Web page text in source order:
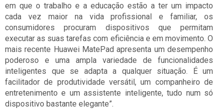
em que o trabalho e a educação estão a ter um impacto
cada vez maior na vida profissional e familiar, os
consumidores procuram dispositivos que permitam
executar as suas tarefas com eficiência e em movimento. O
mais recente Huawei MatePad apresenta um desempenho
poderoso e uma ampla variedade de funcionalidades
inteligentes que se adapta a qualquer situação. É um
facilitador de produtividade versátil, um companheiro de
entretenimento e um assistente inteligente, tudo num só
dispositivo bastante elegante”.